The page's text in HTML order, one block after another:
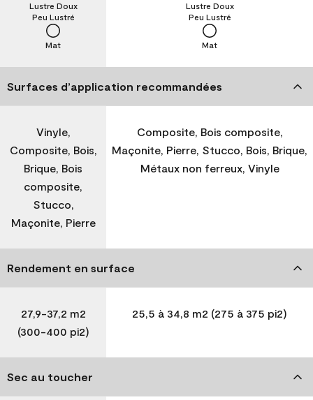
Mat
Peu Lustré
Lustre Doux
Mat
Peu Lustré
Lustre Doux
Surfaces d’application recommandées
Vinyle,
Composite, Bois,
Brique, Bois
composite,
Stucco,
Maçonite, Pierre
Composite, Bois composite,
Maçonite, Pierre, Stucco, Bois, Brique,
Métaux non ferreux, Vinyle
Rendement en surface
27,9-37,2 m2
(300-400 pi2)
25,5 à 34,8 m2 (275 à 375 pi2)
Sec au toucher